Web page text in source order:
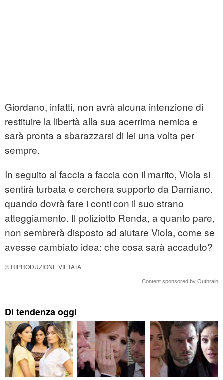
Giordano, infatti, non avrà alcuna intenzione di
restituire la libertà alla sua acerrima nemica e
sarà pronta a sbarazzarsi di lei una volta per
sempre.
In seguito al faccia a faccia con il marito, Viola si
sentirà turbata e cercherà supporto da Damiano.
quando dovrà fare i conti con il suo strano
atteggiamento. Il poliziotto Renda, a quanto pare,
non sembrerà disposto ad aiutare Viola, come se
avesse cambiato idea: che cosa sarà accaduto?
© RIPRODUZIONE VIETATA
Content sponsored by Outbrain
Di tendenza oggi